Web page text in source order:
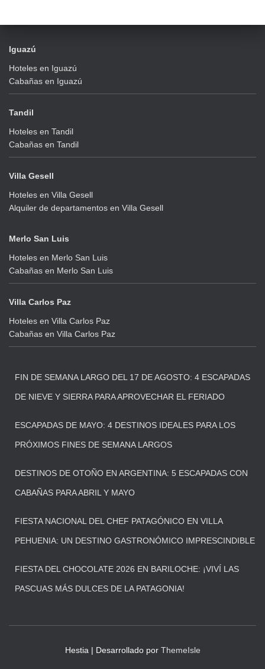
Iguazú
Hoteles en Iguazú
Cabañas en Iguazú
Tandil
Hoteles en Tandil
Cabañas en Tandil
Villa Gesell
Hoteles en Villa Gesell
Alquiler de departamentos en Villa Gesell
Merlo San Luis
Hoteles en Merlo San Luis
Cabañas en Merlo San Luis
Villa Carlos Paz
Hoteles en Villa Carlos Paz
Cabañas en Villa Carlos Paz
FIN DE SEMANA LARGO DEL 17 DE AGOSTO: 4 ESCAPADAS
DE NIEVE Y SIERRA PARA APROVECHAR EL FERIADO
ESCAPADAS DE MAYO: 4 DESTINOS IDEALES PARA LOS
PRÓXIMOS FINES DE SEMANA LARGOS
DESTINOS DE OTOÑO EN ARGENTINA: 5 ESCAPADAS CON
CABAÑAS PARA ABRIL Y MAYO
FIESTA NACIONAL DEL CHEF PATAGÓNICO EN VILLA
PEHUENIA: UN DESTINO GASTRONÓMICO IMPRESCINDIBLE
FIESTA DEL CHOCOLATE 2026 EN BARILOCHE: ¡VIVÍ LAS
PASCUAS MÁS DULCES DE LA PATAGONIA!
Hestia | Desarrollado por ThemeIsle